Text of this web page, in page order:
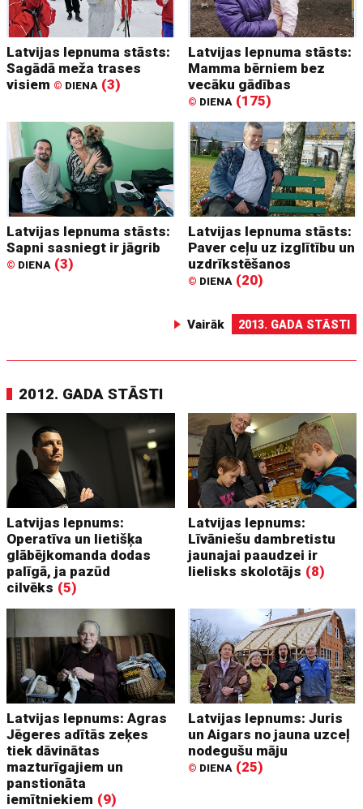
Latvijas lepnuma stāsts:
Sagādā meža trases
visiem © DIENA (3)
Latvijas lepnuma stāsts:
Mamma bērniem bez
vecāku gādības
© DIENA (175)
Latvijas lepnuma stāsts:
Sapni sasniegt ir jāgrib
© DIENA (3)
Latvijas lepnuma stāsts:
Paver ceļu uz izglītību un
uzdrīkstēšanos
© DIENA (20)
Vairāk 2013. GADA STĀSTI
2012. GADA STĀSTI
Latvijas lepnums:
Operatīva un lietišķa
glābējkomanda dodas
palīgā, ja pazūd
cilvēks (5)
Latvijas lepnums:
Līvāniešu dambretistu
jaunajai paaudzei ir
lielisks skolotājs (8)
Latvijas lepnums: Agras
Jēgeres adītās zeķes
tiek dāvinātas
mazturīgajiem un
panstionāta
iemītniekiem (9)
Latvijas lepnums: Juris
un Aigars no jauna uzceļ
nodegušu māju
© DIENA (25)